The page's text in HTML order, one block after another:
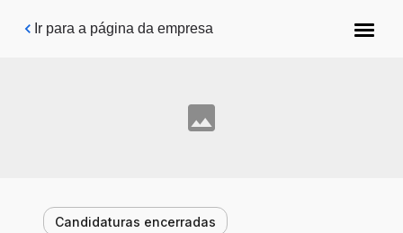
Pular para o conteúdo principal
Ir para a página da empresa
Candidaturas encerradas